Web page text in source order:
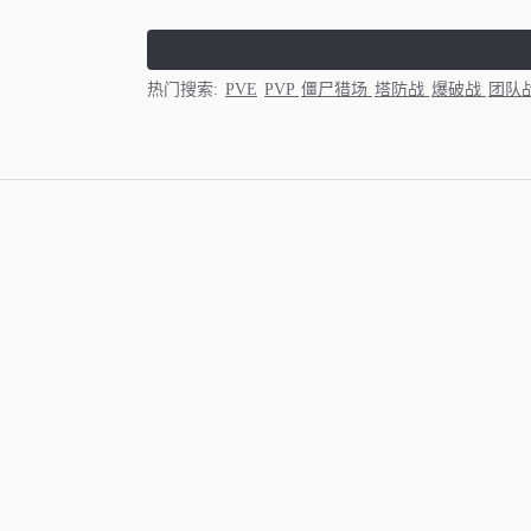
热门搜索: PVE PVP 僵尸猎场 塔防战 爆破战 团队